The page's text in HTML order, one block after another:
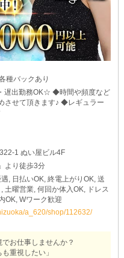
種バックあり
遅出勤務OK☆ ◆時間や頻度など
させて頂きます♪ ◆レギュラー
1 ぬい屋ビル4F
より徒歩3分
, 日払いOK, 終電上がりOK, 送
土曜営業, 何回か体入OK, ドレス
OK, Wワーク歓迎
a_620/shop/112632/
お仕事しませんか？
重視したい」